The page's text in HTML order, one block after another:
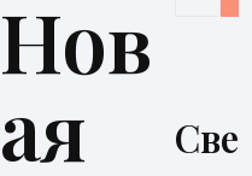
Нов
ая
Све